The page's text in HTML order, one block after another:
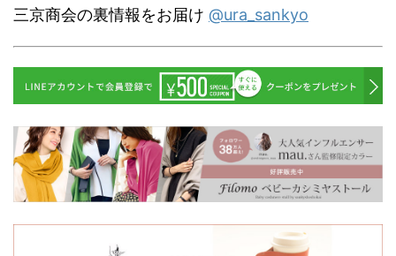
三京商会の裏情報をお届け @ura_sankyo